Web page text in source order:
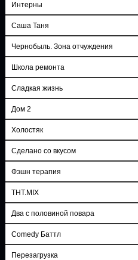
Интерны
Саша Таня
Чернобыль. Зона отчуждения
Школа ремонта
Сладкая жизнь
Дом 2
Холостяк
Сделано со вкусом
Фэшн терапия
ТНТ.MIX
Два с половиной повара
Comedy Баттл
Перезагрузка